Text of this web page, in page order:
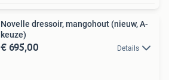
Novelle dressoir, mangohout (nieuw, A-
keuze)
€ 695,00 Details